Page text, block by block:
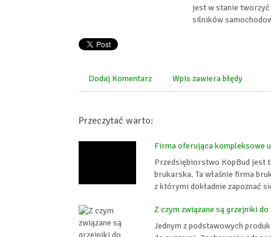
jest w stanie tworzyć
silników
Dodaj Komentarz Wpis zawiera błędy
Przeczytać warto:
Firma oferująca kompleksowe
Przedsiębiorstwo KopBud jest
brukarska. Ta właśnie firma
z którymi dokładnie zapoznać
Z czym związane są grzejniki
Jednym z podstawowych